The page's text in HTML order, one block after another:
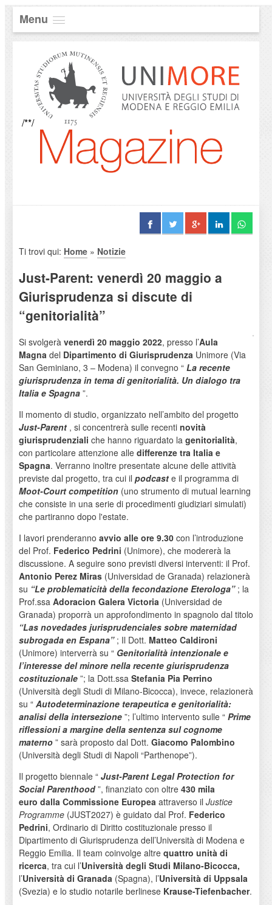
Menu
/**/
Ti trovi qui: Home» Notizie
Just-Parent: venerdì 20 maggio a
Giurisprudenza si discute di
“genitorialità”
Si svolgerà venerdì 20 maggio 2022, presso l’Aula
Magna del Dipartimento di Giurisprudenza Unimore (Via
San Geminiano, 3 – Modena) il convegno “ La recente
giurisprudenza in tema di genitorialità. Un dialogo tra
Italia e Spagna ”.
Il momento di studio, organizzato nell’ambito del progetto
Just-Parent , si concentrerà sulle recenti novità
giurisprudenziali che hanno riguardato la genitorialità,
con particolare attenzione alle differenze tra Italia e
Spagna. Verranno inoltre presentate alcune delle attività
previste dal progetto, tra cui il podcast e il programma di
Moot-Court competition (uno strumento di mutual learning
che consiste in una serie di procedimenti giudiziari simulati)
che partiranno dopo l'estate.
I lavori prenderanno avvio alle ore 9.30con l’introduzione
del Prof. Federico Pedrini (Unimore), che modererà la
discussione. A seguire sono previsti diversi interventi: il Prof.
Antonio Perez Miras(Universidad de Granada) relazionerà
su “Le problematicità della fecondazione Eterologa” ; la
Prof.ssa Adoracion Galera Victoria (Universidad de
Granada) proporrà un approfondimento in spagnolo dal titolo
“Las novedades jurisprudenciales sobre maternidad
subrogada en Espana” ; Il Dott. Matteo Caldironi
(Unimore) interverrà su “ Genitorialità intenzionale e
l’interesse del minore nella recente giurisprudenza
costituzionale ”; la Dott.ssa Stefania Pia Perrino
(Università degli Studi di Milano-Bicocca), invece, relazionerà
su “ Autodeterminazione terapeutica e genitorialità:
analisi della intersezione ”; l’ultimo intervento sulle “ Prime
riflessioni a margine della sentenza sul cognome
materno ” sarà proposto dal Dott. Giacomo Palombino
(Università degli Studi di Napoli “Parthenope”).
Il progetto biennale “ Just-Parent Legal Protection for
Social Parenthood ”, finanziato con oltre 430 mila
euro dalla Commissione Europea attraverso il Justice
Programme(JUST2027) è guidato dal Prof. Federico
Pedrini, Ordinario di Diritto costituzionale presso il
Dipartimento di Giurisprudenza dell’Università di Modena e
Reggio Emilia. Il team coinvolge altre quattro unità di
ricerca, tra cui l’Università degli Studi Milano-Bicocca,
l’Università di Granada (Spagna), l’Università di Uppsala
(Svezia) e lo studio notarile berlinese Krause-Tiefenbacher.